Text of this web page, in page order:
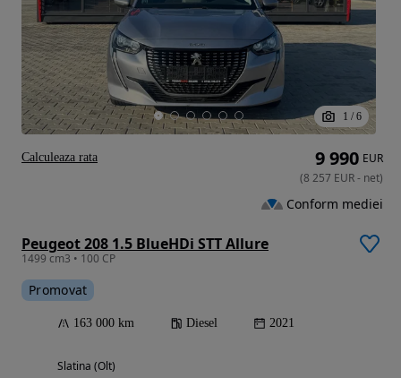
1 / 6
Peugeot 208 1.5 BlueHDi STT Allure
1499 cm3 • 100 CP
Promovat
163 000 km Diesel 2021
Slatina (Olt)
9 990 EUR
(8 257 EUR- net)
Conform mediei
Calculeaza rata